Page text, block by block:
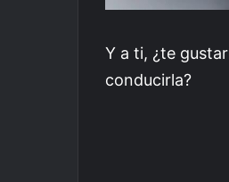
Y a ti, ¿te
conducirla?